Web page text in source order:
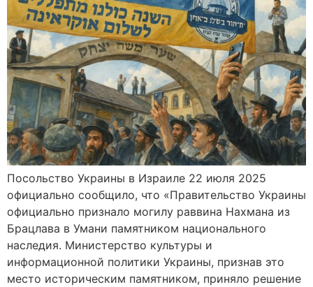
Посольство Украины в Израиле 22 июля 2025
официально сообщило, что «Правительство Украины
официально признало могилу раввина Нахмана из
Брацлава в Умани памятником национального
наследия. Министерство культуры и
информационной политики Украины, признав это
место историческим памятником, приняло решение